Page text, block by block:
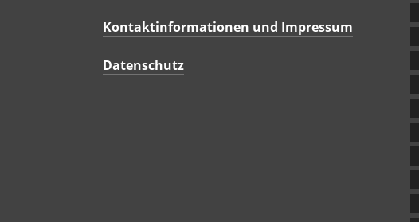
Kontaktinformationen und Impressum
Datenschutz